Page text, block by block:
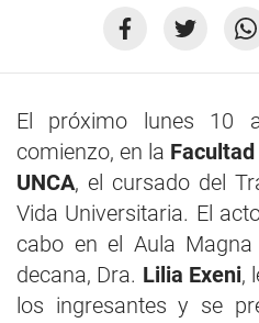
El próximo lunes 10
comienzo, en la
UNCA, el cursado del
Vida Universitaria. El
cabo en el Aula
decana, Dra. Lilia Exeni,
los ingresantes y se